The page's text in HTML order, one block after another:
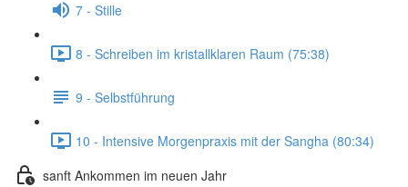
7 - Stille
8 - Schreiben im kristallklaren Raum (75:38)
9 - Selbstführung
10 - Intensive Morgenpraxis mit der Sangha (80:34)
sanft Ankommen im neuen Jahr